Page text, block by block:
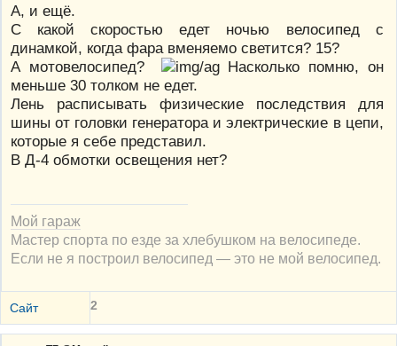
А, и ещё.
С какой скоростью едет ночью велосипед с
динамкой, когда фара вменяемо светится? 15?
А мотовелосипед?
Насколько помню, он
меньше 30 толком не едет.
Лень расписывать физические последствия для
шины от головки генератора и электрические в цепи,
которые я себе представил.
В Д-4 обмотки освещения нет?
Мой гараж
Мастер спорта по езде за хлебушком на велосипеде.
Если не я построил велосипед — это не мой велосипед.
Сайт 2